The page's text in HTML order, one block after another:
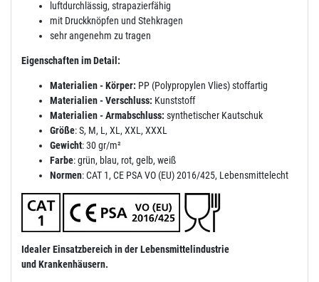
luftdurchlässig, strapazierfähig
mit Druckknöpfen und Stehkragen
sehr angenehm zu tragen
Eigenschaften im Detail:
Materialien - Körper: PP (Polypropylen Vlies) stoffartig
Materialien - Verschluss: Kunststoff
Materialien - Armabschluss: synthetischer Kautschuk
Größe: S, M, L, XL, XXL, XXXL
Gewicht: 30 gr/m²
Farbe: grün, blau, rot, gelb, weiß
Normen: CAT 1, CE PSA VO (EU) 2016/425, Lebensmittelecht
Idealer Einsatzbereich in der Lebensmittelindustrie
und Krankenhäusern.